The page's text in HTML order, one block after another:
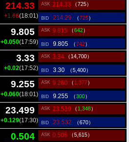
214.33
+1.66(18:01)
ASK 214.33 （725）
BID 214.29 （725）
9.805
+0.050(17:59)
ASK 9.815 （642）
BID 9.805 （742）
3.33
+0.02(17:52)
ASK 3.34 （14,700）
BID 3.30 （5,400）
9.255
+0.060(18:01)
ASK 9.260 （1,377）
BID 9.255 （300）
23.499
+0.129(17:30)
ASK 23.539 （1,348）
BID 23.532 （670）
0.504 ASK 0.506 （5,615）